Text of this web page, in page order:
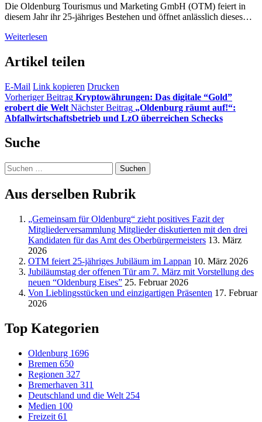
Die Oldenburg Tourismus und Marketing GmbH (OTM) feiert in
diesem Jahr ihr 25-jähriges Bestehen und öffnet anlässlich dieses…
Weiterlesen
Artikel teilen
E-Mail Link kopieren Drucken
Vorheriger Beitrag Kryptowährungen: Das digitale “Gold”
erobert die Welt Nächster Beitrag „Oldenburg räumt auf!“:
Abfallwirtschaftsbetrieb und LzO überreichen Schecks
Suche
Suchen
nach:
Aus derselben Rubrik
„Gemeinsam für Oldenburg“ zieht positives Fazit der
Mitgliederversammlung Mitglieder diskutierten mit den drei
Kandidaten für das Amt des Oberbürgermeisters 13. März
2026
OTM feiert 25-jähriges Jubiläum im Lappan 10. März 2026
Jubiläumstag der offenen Tür am 7. März mit Vorstellung des
neuen “Oldenburg Eises” 25. Februar 2026
Von Lieblingsstücken und einzigartigen Präsenten 17. Februar
2026
Top Kategorien
Oldenburg 1696
Bremen 650
Regionen 327
Bremerhaven 311
Deutschland und die Welt 254
Medien 100
Freizeit 61